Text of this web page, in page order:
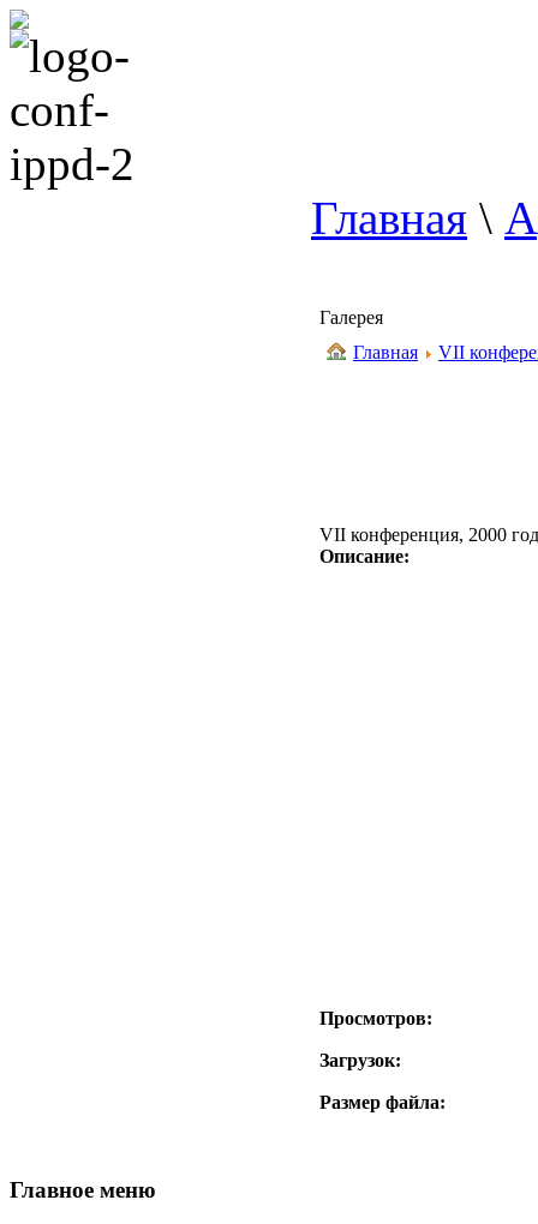
Главная \
Галерея
Главная
VII
VII конференция, 2000
Описание:
Просмотров:
Загрузок:
Размер файла:
Главное меню